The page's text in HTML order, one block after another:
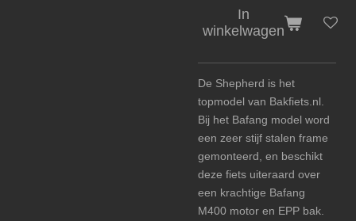
In
winkelwagen
De Shepherd is het
topmodel van Bakfiets.nl.
Bij het Bafang model word
een zeer stijf stalen frame
gemonteerd, en beschikt
deze fiets uiteraard over
een krachtige Bafang
M400 motor en EPP bak.